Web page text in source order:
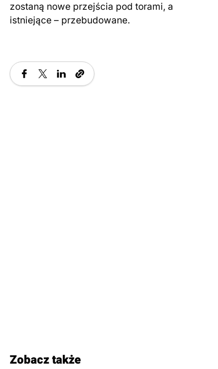
zostaną nowe przejścia pod torami, a
istniejące – przebudowane.
Zobacz także